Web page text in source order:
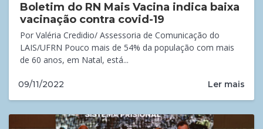
Boletim do RN Mais Vacina indica baixa
vacinação contra covid-19
Por Valéria Credidio/ Assessoria de Comunicação do
LAIS/UFRN Pouco mais de 54% da população com mais
de 60 anos, em Natal, está...
09/11/2022 Ler mais